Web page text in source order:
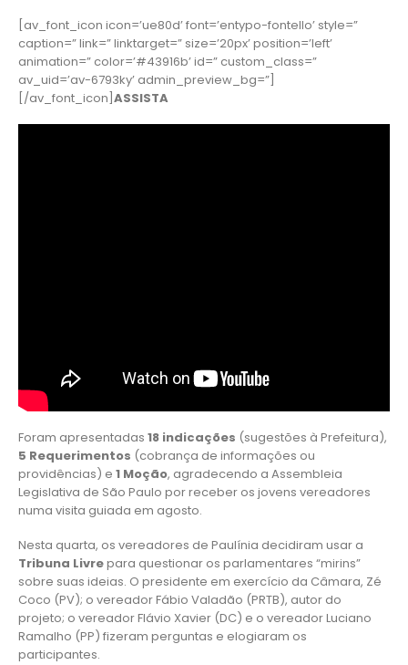
[av_font_icon icon=’ue80d’ font=’entypo-fontello’ style=”
caption=” link=” linktarget=” size=’20px’ position=’left’
animation=” color=’#43916b’ id=” custom_class=”
av_uid=’av-6793ky’ admin_preview_bg=”]
[/av_font_icon]ASSISTA
Foram apresentadas 18 indicações (sugestões à Prefeitura),
5 Requerimentos (cobrança de informações ou
providências) e 1 Moção, agradecendo a Assembleia
Legislativa de São Paulo por receber os jovens vereadores
numa visita guiada em agosto.
Nesta quarta, os vereadores de Paulínia decidiram usar a
Tribuna Livrepara questionar os parlamentares “mirins”
sobre suas ideias. O presidente em exercício da Câmara, Zé
Coco (PV); o vereador Fábio Valadão (PRTB), autor do
projeto; o vereador Flávio Xavier (DC) e o vereador Luciano
Ramalho (PP) fizeram perguntas e elogiaram os
participantes.